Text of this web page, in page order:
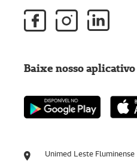
Unimed Leste Fluminense
Baixe nosso aplicativo